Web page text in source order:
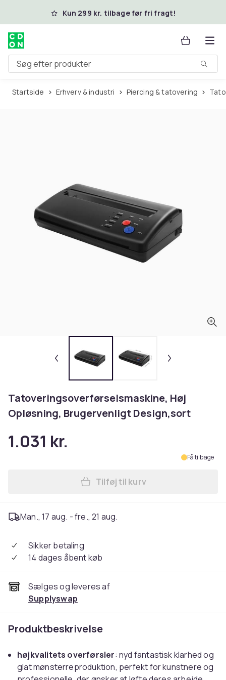
Spring til hovedindhold
Kun 299 kr. tilbage før fri fragt!
Søg efter produkter
Startside Erhverv & industri Piercing & tatovering
Tatoveringsoverførselsmaskine, Høj
Opløsning, Brugervenligt Design,sort
1.031 kr.
Få tilbage
Læg
Tilføj til kurv
Man., 17 aug. - fre., 21 aug.
Sikker betaling
14 dages åbent køb
Sælges og leveres af
Supplyswap
Produktbeskrivelse
højkvalitets overførsler: nyd fantastisk klarhed og
glat mønsterreproduktion, perfekt for kunstnere og